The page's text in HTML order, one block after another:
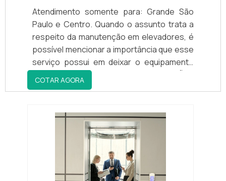
Atendimento somente para: Grande São
Paulo e Centro. Quando o assunto trata a
respeito da manutenção em elevadores, é
possível mencionar a importância que esse
serviço possui em deixar o equipamento
funcionando corretamente. INFORMAÇÕES
SOBRE OS DIFERENTES TIPOS DE
diferentes tipos de manutenção de
elevador preço justo, sendo que cada um
deles é utilizado com um intuito. A seguir,
saiba mais sobre as m...
COTAR AGORA